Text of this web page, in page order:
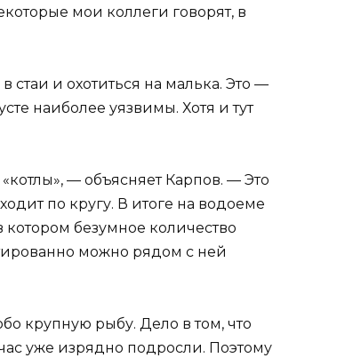
мои коллеги говорят, в
стаи и охотиться на малька. Это —
наиболее уязвимы. Хотя и тут
— объясняет Карпов. — Это
по кругу. В итоге на водоеме
котором безумное количество
можно рядом с ней
крупную рыбу. Дело в том, что
уже изрядно подросли. Поэтому